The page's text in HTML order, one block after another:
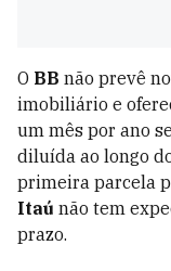
O BB não prevê
imobiliário e
um mês por ano
diluída ao longo
primeira parcela
Itaú não tem
prazo.